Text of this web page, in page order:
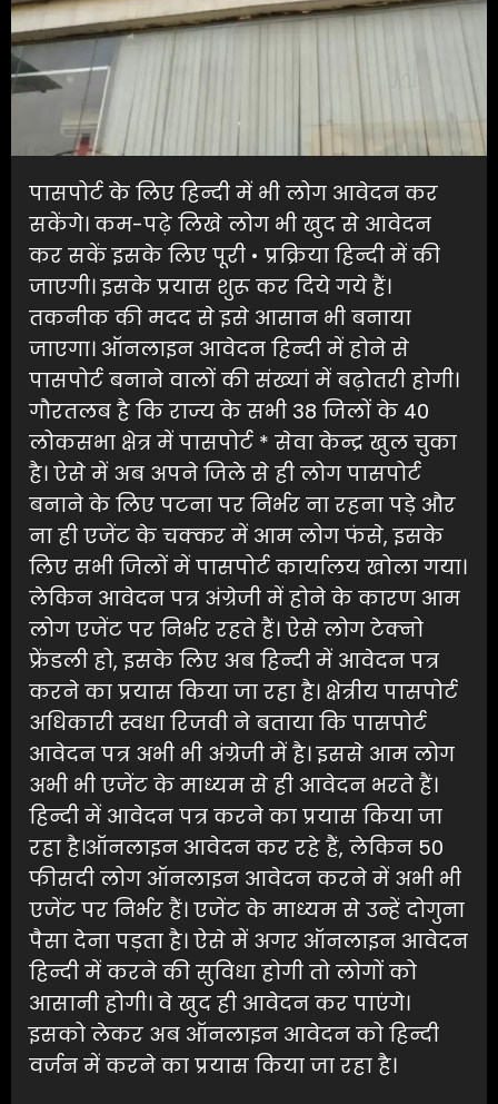
पासपोर्ट के लिए हिन्दी में भी लोग आवेदन कर
सकेंगे। कम-पढ़े लिखे लोग भी खुद से आवेदन
कर सकें इसके लिए पूरी • प्रक्रिया हिन्दी में की
जाएगी। इसके प्रयास शुरू कर दिये गये हैं।
तकनीक की मदद से इसे आसान भी बनाया
जाएगा। ऑनलाइन आवेदन हिन्दी में होने से
पासपोर्ट बनाने वालों की संख्यां में बढ़ोतरी होगी।
गौरतलब है कि राज्य के सभी 38 जिलों के 40
लोकसभा क्षेत्र में पासपोर्ट * सेवा केन्द्र खुल चुका
है। ऐसे में अब अपने जिले से ही लोग पासपोर्ट
बनाने के लिए पटना पर निर्भर ना रहना पड़े और
ना ही एजेंट के चक्कर में आम लोग फंसे, इसके
लिए सभी जिलों में पासपोर्ट कार्यालय खोला गया।
लेकिन आवेदन पत्र अंग्रेजी में होने के कारण आम
लोग एजेंट पर निर्भर रहते हैं। ऐसे लोग टेक्नो
फ्रेंडली हो, इसके लिए अब हिन्दी में आवेदन पत्र
करने का प्रयास किया जा रहा है। क्षेत्रीय पासपोर्ट
अधिकारी स्वधा रिजवी ने बताया कि पासपोर्ट
आवेदन पत्र अभी भी अंग्रेजी में है। इससे आम लोग
अभी भी एजेंट के माध्यम से ही आवेदन भरते हैं।
हिन्दी में आवेदन पत्र करने का प्रयास किया जा
रहा है।ऑनलाइन आवेदन कर रहे हैं, लेकिन 50
फीसदी लोग ऑनलाइन आवेदन करने में अभी भी
एजेंट पर निर्भर हैं। एजेंट के माध्यम से उन्हें दोगुना
पैसा देना पड़ता है। ऐसे में अगर ऑनलाइन आवेदन
हिन्दी में करने की सुविधा होगी तो लोगों को
आसानी होगी। वे खुद ही आवेदन कर पाएंगे।
इसको लेकर अब ऑनलाइन आवेदन को हिन्दी
वर्जन में करने का प्रयास किया जा रहा है।